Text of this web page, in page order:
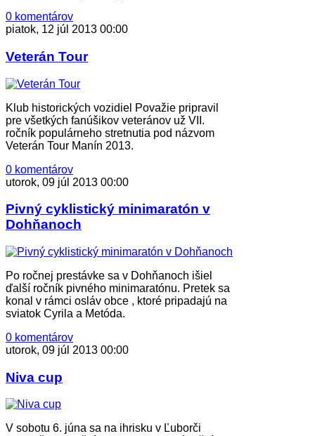
0 komentárov
piatok, 12 júl 2013 00:00
Veterán Tour
Klub historických vozidiel Považie pripravil
pre všetkých fanúšikov veteránov už VII.
ročník populárneho stretnutia pod názvom
Veterán Tour Manín 2013.
0 komentárov
utorok, 09 júl 2013 00:00
Pivný cyklistický minimaratón v
Dohňanoch
Po ročnej prestávke sa v Dohňanoch išiel
ďalší ročník pivného minimaratónu. Pretek sa
konal v rámci osláv obce , ktoré pripadajú na
sviatok Cyrila a Metóda.
0 komentárov
utorok, 09 júl 2013 00:00
Niva cup
V sobotu 6. júna sa na ihrisku v Ľuborči